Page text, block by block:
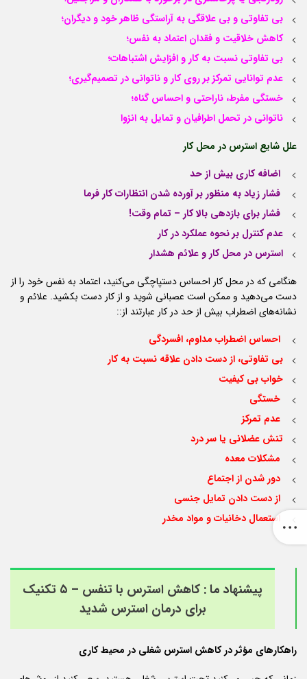
بی تفاوتی و بی علاقگی به آراستگی ظاهر خود و دیگران؛
کاهش خلاقیت و فقدان اعتماد به نفس؛
بی تفاوتی نسبت به کار و افزایش اشتباهات؛
عدم توانایی تمرکز بر روی کار و ناتوانی در تصمیم‌گیری؛
خستگی مفرط، ناراحتی و احساس گناه؛
ناتوانی در تحمل اطرافیان و تمایل به انزوا
علل شایع استرس در محل کار
اضافه کاری بیش از حد
فشار زیاد به منظور بر آورده شدن انتظارات کار فرما
فشار برای بازدهی بالا کار – تمام وقت!
عدم کنترل بر نحوه عملکرد در کار
استرس در محل کار و علائم هشدار
هنگامی که در محل کار احساس دستپاچگی می‌کنید، اعتماد به نفس خود را از
دست می‌دهید و ممکن است عصبانی شوید و از کار دست بکشید. علائم و
نشانه‌های اضطراب بیش از حد در کار عبارتند از::
احساس اضطراب مداوم، افسردگی
بی تفاوتی، از دست دادن علاقه نسبت به کار
خواب بی کیفیت
خستگی
عدم تمرکز
تنش عضلانی یا سر درد
مشکلات معده
دور شدن از اجتماع
از دست دادن تمایل جنسی
استعمال دخانیات و مواد مخدر
پیشنهاد ما :
کاهش استرس با تنفس – ۵ تکنیک
برای درمان استرس شدید
راهکارهای مؤثر در کاهش استرس شغلی در محیط کاری